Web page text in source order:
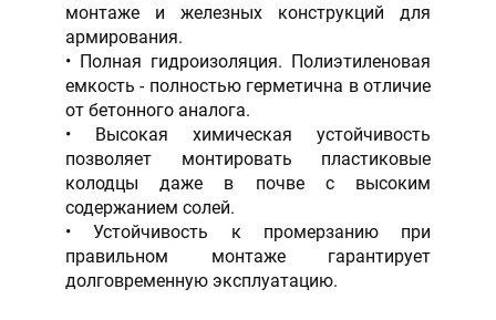
монтаже и железных конструкций для
армирования.
Полная гидроизоляция. Полиэтиленовая
емкость - полностью герметична в отличие
от бетонного аналога.
Высокая химическая устойчивость
позволяет монтировать пластиковые
колодцы даже в почве с высоким
содержанием солей.
Устойчивость к промерзанию при
правильном монтаже гарантирует
долговременную эксплуатацию.